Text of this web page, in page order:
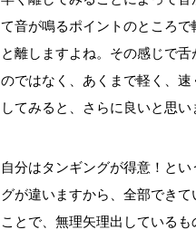
て音が鳴るポイントのところ
と離しますよね。その感じで
のではなく、あくまで軽く、
してみると、さらに良いと思い
自分はタンギングが得意！と
グが違いますから、全部でき
ことで、無理矢理出しているも